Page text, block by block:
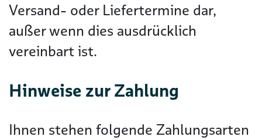
Versand- oder Liefertermine dar,
außer wenn dies ausdrücklich
vereinbart ist.
Hinweise zur Zahlung
Ihnen stehen folgende Zahlungsarten